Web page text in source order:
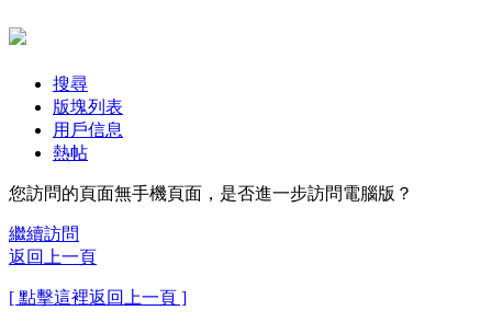
搜尋
版塊列表
用戶信息
熱帖
您訪問的頁面無手機頁面，是否進一步訪問電腦版？
繼續訪問
返回上一頁
[ 點擊這裡返回上一頁 ]